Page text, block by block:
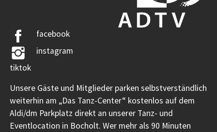
facebook
instagram
tiktok
Unsere Gäste und Mitglieder parken selbstverständlich
weiterhin am „Das Tanz-Center“ kostenlos auf dem
Aldi/dm Parkplatz direkt an unserer Tanz- und
Eventlocation in Bocholt. Wer mehr als 90 Minuten